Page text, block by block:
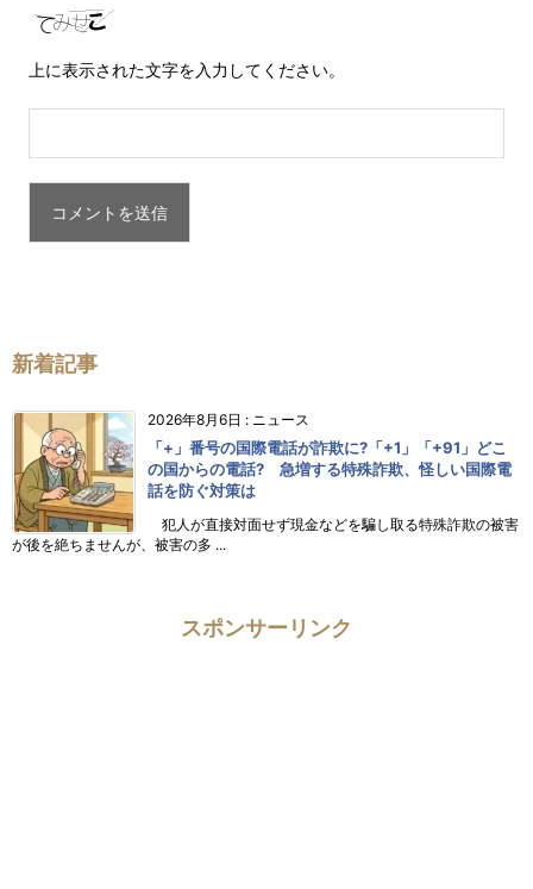
上に表示された文字を入力してください。
新着記事
2026年8月6日 : ニュース
「+」番号の国際電話が詐欺に?「+1」「+91」どこ
の国からの電話? 急増する特殊詐欺、怪しい国際電
話を防ぐ対策は
犯人が直接対面せず現金などを騙し取る特殊詐欺の被害
が後を絶ちませんが、被害の多 ...
スポンサーリンク